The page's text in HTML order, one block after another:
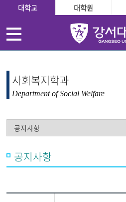
대학교 대학원
사회복지학과
Department of Social Welfare
공지사항